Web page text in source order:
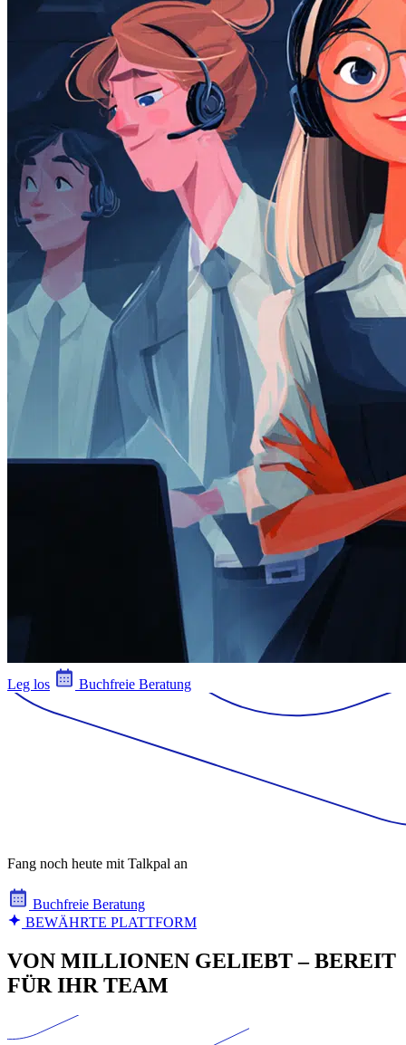
Leg los Buchfreie Beratung
Fang noch heute mit Talkpal an
Buchfreie Beratung
BEWÄHRTE PLATTFORM
VON MILLIONEN GELIEBT – BEREIT
FÜR IHR TEAM